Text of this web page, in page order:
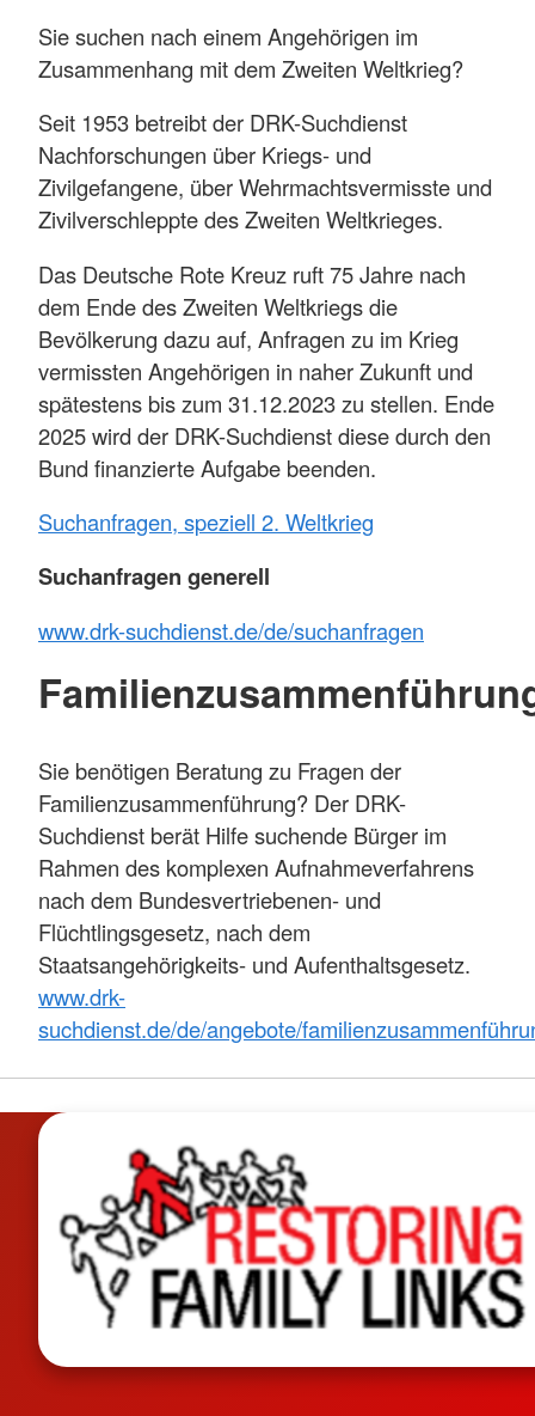
Sie suchen nach einem Angehörigen im
Zusammenhang mit dem Zweiten Weltkrieg?
Seit 1953 betreibt der DRK-Suchdienst
Nachforschungen über Kriegs- und
Zivilgefangene, über Wehrmachtsvermisste und
Zivilverschleppte des Zweiten Weltkrieges.
Das Deutsche Rote Kreuz ruft 75 Jahre nach
dem Ende des Zweiten Weltkriegs die
Bevölkerung dazu auf, Anfragen zu im Krieg
vermissten Angehörigen in naher Zukunft und
spätestens bis zum 31.12.2023 zu stellen. Ende
2025 wird der DRK-Suchdienst diese durch den
Bund finanzierte Aufgabe beenden.
Suchanfragen, speziell 2. Weltkrieg
Suchanfragen generell
www.drk-suchdienst.de/de/suchanfragen
Sie benötigen Beratung zu Fragen der
Familienzusammenführung? Der DRK-
Suchdienst berät Hilfe suchende Bürger im
Rahmen des komplexen Aufnahmeverfahrens
nach dem Bundesvertriebenen- und
Flüchtlingsgesetz, nach dem
Staatsangehörigkeits- und Aufenthaltsgesetz.
www.drk-
suchdienst.de/de/angebote/